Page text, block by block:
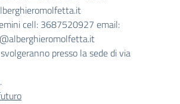
cell: 3687520927 email:
presso la sede di via